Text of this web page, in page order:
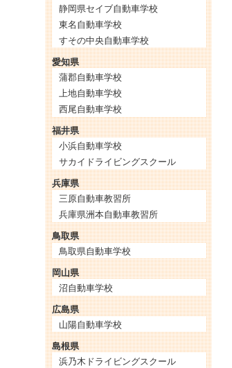
静岡県セイブ自動車学校
東名自動車学校
すその中央自動車学校
愛知県
蒲郡自動車学校
上地自動車学校
西尾自動車学校
福井県
小浜自動車学校
サカイドライビングスクール
兵庫県
三原自動車教習所
兵庫県洲本自動車教習所
鳥取県
鳥取県自動車学校
岡山県
沼自動車学校
広島県
山陽自動車学校
島根県
浜乃木ドライビングスクール